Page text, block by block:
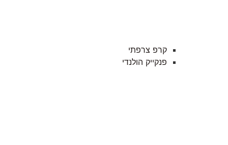
קרפ צרפתי
פנקייק הולנדי